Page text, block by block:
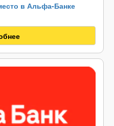
в Альфа-Банке